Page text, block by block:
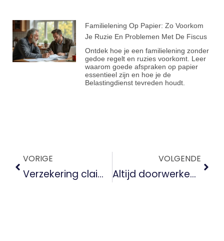
Familielening Op Papier: Zo Voorkom
Je Ruzie En Problemen Met De Fiscus
Ontdek hoe je een familielening zonder
gedoe regelt en ruzies voorkomt. Leer
waarom goede afspraken op papier
essentieel zijn en hoe je de
Belastingdienst tevreden houdt.
VORIGE
Verzekering claim afgewezen? Zo voorkom je gedoe
VOLGENDE
Altijd doorwerken als zzp’er? Dit kost het je echt op de lange termijn